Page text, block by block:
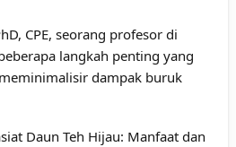
CPE, seorang profesor di
langkah penting yang
dampak buruk
Daun Teh Hijau: Manfaat dan